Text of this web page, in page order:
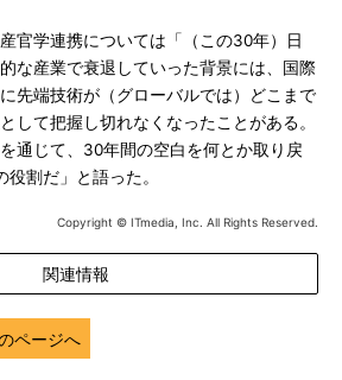
官学連携については「（この30年）日
な産業で衰退していった背景には、国際
先端技術が（グローバルでは）どこまで
して把握し切れなくなったことがある。
通じて、30年間の空白を何とか取り戻
割だ」と語った。
Copyright © ITmedia, Inc. All Rights Reserved.
関連情報
ページへ